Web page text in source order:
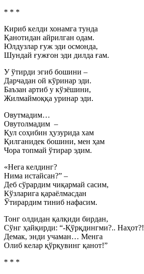
* * *
Кириб келди хонамга тунда
Қанотидан айрилган одам.
Юлдузлар ғуж эди осмонда,
Шундай ғужғон эди дилда ғам.
У ўтирди эгиб бошини –
Дарчадан ой кўринар эди.
Баъзан артиб у кўзёшини,
Жилмаймоққа уринар эди.
Овутмадим…
Овутолмадим –
Қул соҳибин ҳузурида хам
Қилганидек бошини, мен ҳам
Чора топмай ўтирар эдим.
«Нега келдинг?
Нима истайсан?” –
Деб сўрардим чиқармай сасим,
Кўзларига қараёлмасдан
Ўтирардим тиниб нафасим.
Тонг олдидан қалқиди бирдан,
Сўнг ҳайқирди: “-Қўрқдингми?.. Наҳот?!
Демак, энди учаман… Менга
Олиб келар қўрқувинг қанот!”
* * *